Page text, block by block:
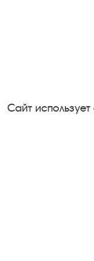
Посетителям
Сайт